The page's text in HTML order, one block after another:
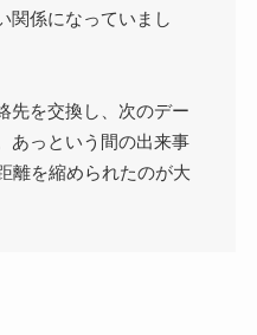
関係になっていまし
先を交換し、次のデー
あっという間の出来事
離を縮められたのが大